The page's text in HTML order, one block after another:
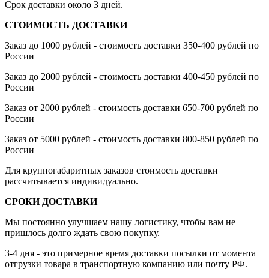
Срок доставки около 3 дней.
СТОИМОСТЬ ДОСТАВКИ
Заказ до 1000 рублей - стоимость доставки 350-400 рублей по
России
Заказ до 2000 рублей - стоимость доставки 400-450 рублей по
России
Заказ от 2000 рублей - стоимость доставки 650-700 рублей по
России
Заказ от 5000 рублей - стоимость доставки 800-850 рублей по
России
Для крупногабаритных заказов стоимость доставки
рассчитывается индивидуально.
СРОКИ ДОСТАВКИ
Мы постоянно улучшаем нашу логистику, чтобы вам не
пришлось долго ждать свою покупку.
3-4 дня - это примерное время доставки посылки от момента
отгрузки товара в транспортную компанию или почту РФ.